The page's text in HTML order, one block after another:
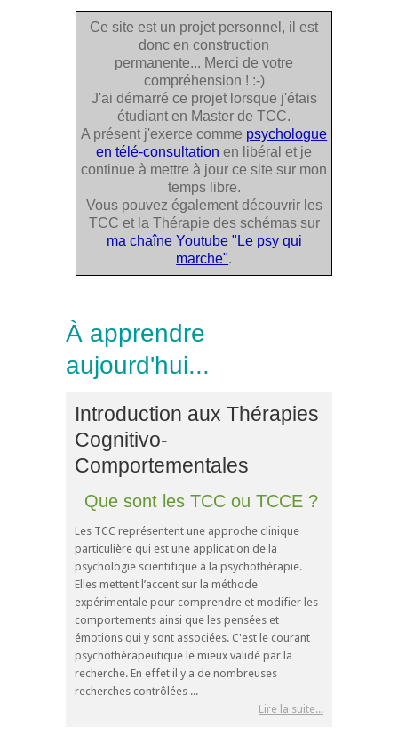
Ce site est un projet personnel, il est
donc en construction
permanente... Merci de votre
compréhension ! :-)
J'ai démarré ce projet lorsque j'étais
étudiant en Master de TCC.
A présent j'exerce comme psychologue
en télé-consultation en libéral et je
continue à mettre à jour ce site sur mon
temps libre.
Vous pouvez également découvrir les
TCC et la Thérapie des schémas sur
ma chaîne Youtube "Le psy qui
marche".
À apprendre
aujourd'hui...
Introduction aux Thérapies
Cognitivo-
Comportementales
Que sont les TCC ou TCCE ?
Les TCC représentent une approche clinique
particulière qui est une application de la
psychologie scientifique à la psychothérapie.
Elles mettent l’accent sur la méthode
expérimentale pour comprendre et modifier les
comportements ainsi que les pensées et
émotions qui y sont associées. C'est le courant
psychothérapeutique le mieux validé par la
recherche. En effet il y a de nombreuses
recherches contrôlées ...
Lire la suite...